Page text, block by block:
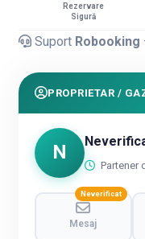
Rezervare
Sigură
Suport Robooking
PROPRIETAR /
N
Partener
Mesaj
Neverificat